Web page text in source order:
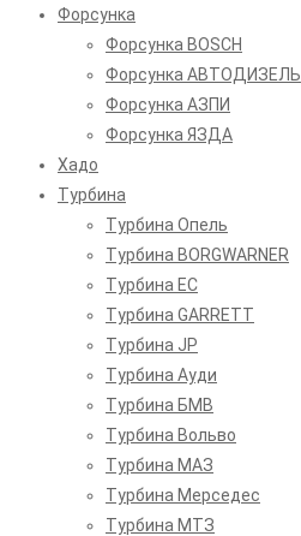
Форсунка
Форсунка BOSCH
Форсунка АВТОДИЗЕЛЬ
Форсунка АЗПИ
Форсунка ЯЗДА
Хадо
Турбина
Турбина Опель
Турбина BORGWARNER
Турбина EC
Турбина GARRETT
Турбина JP
Турбина Ауди
Турбина БМВ
Турбина Вольво
Турбина МАЗ
Турбина Мерседес
Турбина МТЗ